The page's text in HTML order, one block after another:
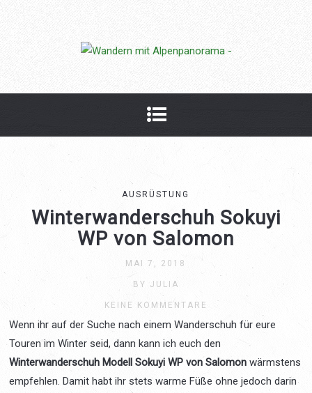
AUSRÜSTUNG
Winterwanderschuh Sokuyi
WP von Salomon
MAI 7, 2018
BY JULIA
KEINE KOMMENTARE
Wenn ihr auf der Suche nach einem Wanderschuh für eure
Touren im Winter seid, dann kann ich euch den
Winterwanderschuh Modell Sokuyi WP von Salomon wärmstens
empfehlen. Damit habt ihr stets warme Füße ohne jedoch darin
Ok, verstanden.